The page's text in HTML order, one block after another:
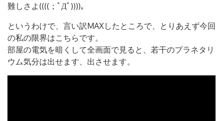
難しさよ((((；ﾟДﾟ))))。
というわけで、言い訳MAXしたところで、とりあえず今回
の私の限界はこちらです。
部屋の電気を暗くして全画面で見ると、若干のプラネタリ
ウム気分は出せます、出させます。